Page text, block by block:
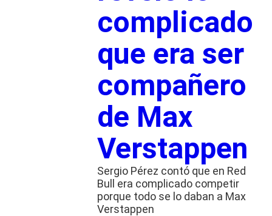
complicado
que era ser
compañero
de Max
Verstappen
Sergio Pérez contó que en Red
Bull era complicado competir
porque todo se lo daban a Max
Verstappen